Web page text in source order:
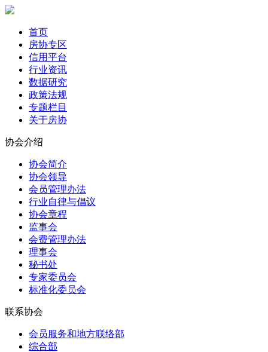
首页
房协专区
信用平台
行业资讯
数据研究
政策法规
专题栏目
关于房协
协会介绍
协会简介
协会领导
会员管理办法
行业自律与倡议
协会章程
监事会
会费管理办法
理事会
秘书处
专家委员会
标准化委员会
联系协会
会员服务和地方联络部
综合部